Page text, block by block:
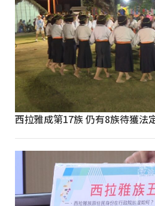
西拉雅成第17族 仍有8族待獲法